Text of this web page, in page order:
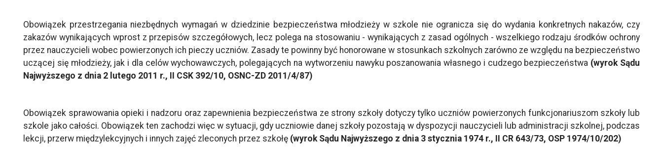
Obowiązek przestrzegania niezbędnych wymagań w dziedzinie bezpieczeństwa młodzieży w szkole nie ogranicza się do wydania konkretnych nakazów, czy
zakazów wynikających wprost z przepisów szczegółowych, lecz polega na stosowaniu - wynikających z zasad ogólnych - wszelkiego rodzaju środków ochrony
przez nauczycieli wobec powierzonych ich pieczy uczniów. Zasady te powinny być honorowane w stosunkach szkolnych zarówno ze względu na bezpieczeństwo
uczącej się młodzieży, jak i dla celów wychowawczych, polegających na wytworzeniu nawyku poszanowania własnego i cudzego bezpieczeństwa (wyrok Sądu
Najwyższego z dnia 2 lutego 2011 r., II CSK 392/10, OSNC-ZD 2011/4/87)
Obowiązek sprawowania opieki i nadzoru oraz zapewnienia bezpieczeństwa ze strony szkoły dotyczy tylko uczniów powierzonych funkcjonariuszom szkoły lub
szkole jako całości. Obowiązek ten zachodzi więc w sytuacji, gdy uczniowie danej szkoły pozostają w dyspozycji nauczycieli lub administracji szkolnej, podczas
lekcji, przerw międzylekcyjnych i innych zajęć zleconych przez szkołę (wyrok Sądu Najwyższego z dnia 3 stycznia 1974 r., II CR 643/73, OSP 1974/10/202)